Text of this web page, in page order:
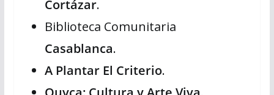
Cortázar.
Biblioteca Comunitaria
Casablanca.
A Plantar El Criterio.